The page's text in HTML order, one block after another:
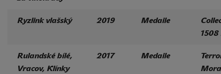
Ryzlink vlašský 2019 Medaile
1508
Rulandské bílé,
Vracov, Klínky
2017 Medaile